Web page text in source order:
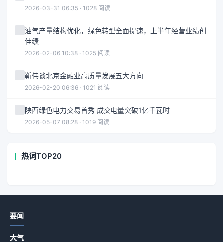
2026-03-31 06:35 · 1028 阅读
油气产量结构优化，绿色转型全面提速，上半年经营业绩创
佳绩
2026-02-06 10:38 · 1025 阅读
靳伟谈北京金融业高质量发展五大方向
2026-02-20 06:36 · 1021 阅读
陕西绿色电力交易首秀 成交电量突破1亿千瓦时
2026-05-07 08:28 · 1019 阅读
热词TOP20
要闻
大气